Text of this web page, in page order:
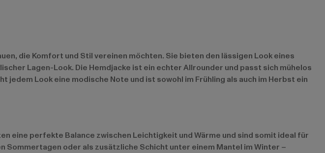
die Komfort und Stil vereinen möchten. Sie bieten den lässigen Look eines
Lagen-Look. Die Hemdjacke ist ein echter Allrounder und passt sich mühelos
Look eine modische Note und ist sowohl im Frühling als auch im Herbst ein
eine perfekte Balance zwischen Leichtigkeit und Wärme und sind somit ideal für
oder als zusätzliche Schicht unter einem Mantel im Winter –